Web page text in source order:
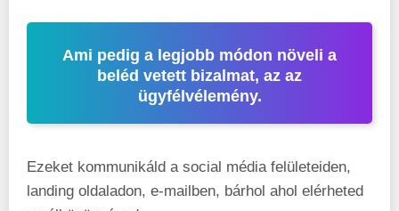
Ami pedig a legjobb módon növeli a
beléd vetett bizalmat, az az
ügyfélvélemény.
Ezeket kommunikáld a social média felületeiden,
landing oldaladon, e-mailben, bárhol ahol elérheted